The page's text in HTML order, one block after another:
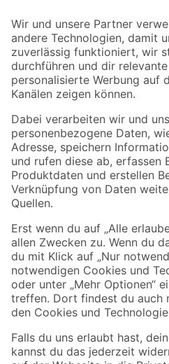
Der toom Newsletter: Keine Angebote
Zur Newsletter Anmeldung
Folge uns
Zahlungsarten
Sicher einkaufen
Jetzt die toom-App herunterladen
Alle Preisangaben in EUR inkl. gesetzl. MwSt..